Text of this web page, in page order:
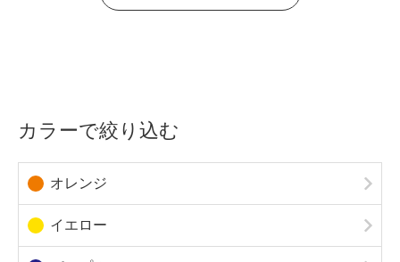
カラーで絞り込む
オレンジ
イエロー